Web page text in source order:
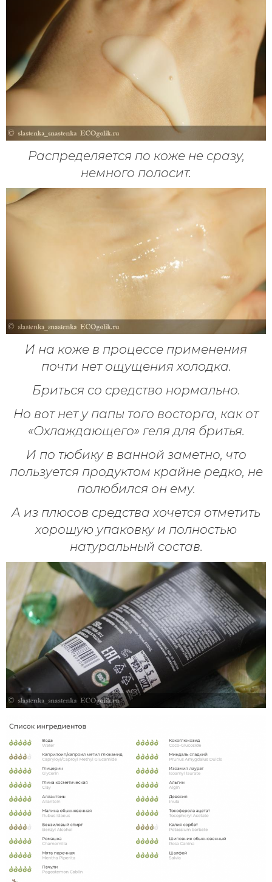
Распределяется по коже не сразу,
немного полосит.
И на коже в процессе применения
почти нет ощущения холодка.
Бриться со средство нормально.
Но вот нет у папы того восторга, как от
«Охлаждающего» геля для бритья.
И по тюбику в ванной заметно, что
пользуется продуктом крайне редко, не
полюбился он ему.
А из плюсов средства хочется отметить
хорошую упаковку и полностью
натуральный состав.